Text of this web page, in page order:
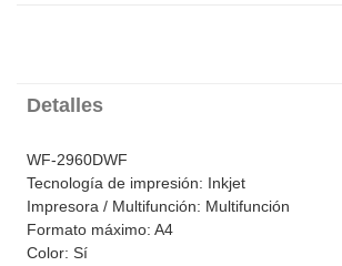
Detalles
WF-2960DWF
Tecnología de impresión: Inkjet
Impresora / Multifunción: Multifunción
Formato máximo: A4
Color: Sí